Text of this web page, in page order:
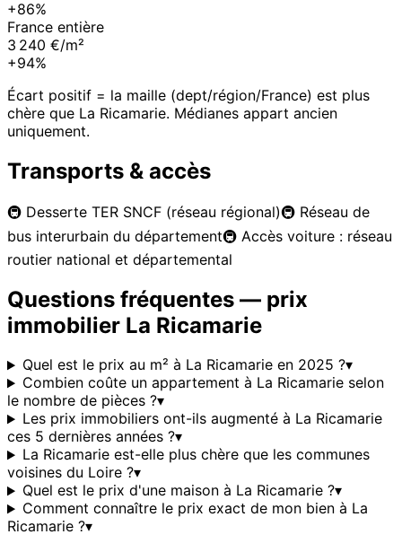
+86%
France entière
3 240 €/m²
+94%
Écart positif = la maille (dept/région/France) est plus
chère que La Ricamarie. Médianes appart ancien
uniquement.
Transports & accès
🚇 Desserte TER SNCF (réseau régional)🚇 Réseau de
bus interurbain du département🚇 Accès voiture : réseau
routier national et départemental
Questions fréquentes — prix
immobilier La Ricamarie
Quel est le prix au m² à La Ricamarie en 2025 ?▾
Combien coûte un appartement à La Ricamarie selon
le nombre de pièces ?▾
Les prix immobiliers ont-ils augmenté à La Ricamarie
ces 5 dernières années ?▾
La Ricamarie est-elle plus chère que les communes
voisines du Loire ?▾
Quel est le prix d'une maison à La Ricamarie ?▾
Comment connaître le prix exact de mon bien à La
Ricamarie ?▾